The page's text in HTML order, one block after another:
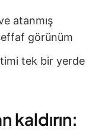
atanmış
görünüm
tek bir yerde
kaldırın: